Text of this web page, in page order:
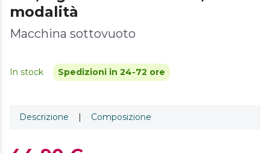
modalità
Macchina sottovuoto
In stock Spedizioni in 24-72 ore
Descrizione | Composizione